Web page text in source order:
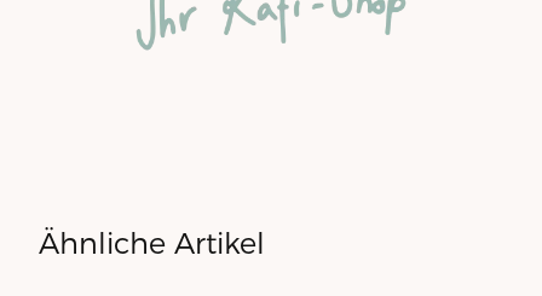
Ähnliche Artikel